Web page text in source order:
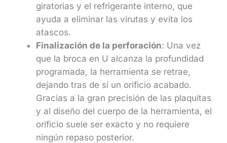
giratorias y el refrigerante interno, que
ayuda a eliminar las virutas y evita los
atascos.
Finalización de la perforación: Una vez
que la broca en U alcanza la profundidad
programada, la herramienta se retrae,
dejando tras de sí un orificio acabado.
Gracias a la gran precisión de las plaquitas
y al diseño del cuerpo de la herramienta, el
orificio suele ser exacto y no requiere
ningún repaso posterior.